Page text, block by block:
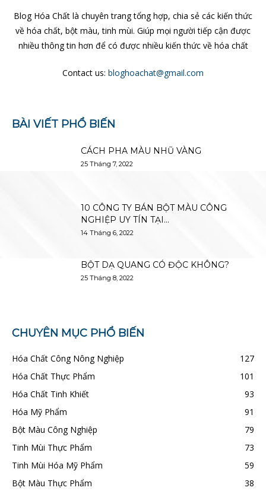
Blog Hóa Chất là chuyên trang tổng hợp, chia sẻ các kiến thức
về hóa chất, bột màu, tinh mùi. Giúp mọi người tiếp cận được
nhiều thông tin hơn để có được nhiều kiến thức về hóa chất
Contact us: bloghoachat@gmail.com
BÀI VIẾT PHỔ BIẾN
CÁCH PHA MÀU NHŨ VÀNG
25 Tháng 7, 2022
10 CÔNG TY BÁN BỘT MÀU CÔNG
NGHIỆP UY TÍN TẠI...
14 Tháng 6, 2022
BỘT DẠ QUANG CÓ ĐỘC KHÔNG?
25 Tháng 8, 2022
CHUYÊN MỤC PHỔ BIẾN
Hóa Chất Công Nông Nghiệp
127
Hóa Chất Thực Phẩm
101
Hóa Chất Tinh Khiết
93
Hóa Mỹ Phẩm
91
Bột Màu Công Nghiệp
79
Tinh Mùi Thực Phẩm
73
Tinh Mùi Hóa Mỹ Phẩm
59
Bột Màu Thực Phẩm
38